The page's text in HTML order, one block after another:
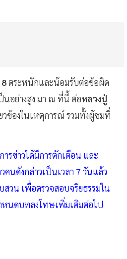
ตระหนักและน้อมรับต่อข้อผิด
นอย่างสูง มา ณ ที่นี้ ต่อหลวงปู่
ข้องในเหตุการณ์ รวมทั้งผู้ชมที่
รข่าวได้มีการตักเตือน และ
นดังกล่าวเป็นเวลา 7 วันแล้ว
วน เพื่อตรวจสอบจริยธรรมใน
นดบทลงโทษเพิ่มเติมต่อไป